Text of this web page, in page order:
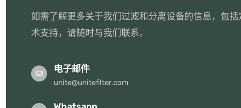
如需了解更多关于我们过滤和分离设备的信息，包
术支持，请随时与我们联系。
电子邮件
unite@unitefilter.com